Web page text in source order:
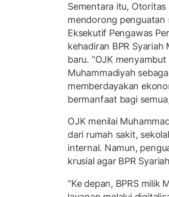
Sementara itu, Otoritas
mendorong penguatan
Eksekutif Pengawas
kehadiran BPR
baru. “OJK
Muhammadiyah
memberdayakan
bermanfaat bagi
OJK menilai
dari rumah sakit,
internal. Namun,
krusial agar BPR
“Ke depan, BPRS milik